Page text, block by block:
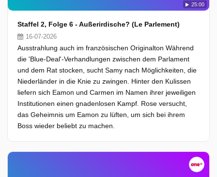
25:00
Staffel 2, Folge 6 - Außerirdische? (Le Parlement)
16-07-2026
Ausstrahlung auch im französischen Originalton Während
die 'Blue-Deal'-Verhandlungen zwischen dem Parlament
und dem Rat stocken, sucht Samy nach Möglichkeiten, die
Niederländer in die Knie zu zwingen. Hinter den Kulissen
liefern sich Eamon und Carmen im Namen ihrer jeweiligen
Institutionen einen gnadenlosen Kampf. Rose versucht,
das Geheimnis um Eamon zu lüften, um sich bei ihrem
Boss wieder beliebt zu machen.